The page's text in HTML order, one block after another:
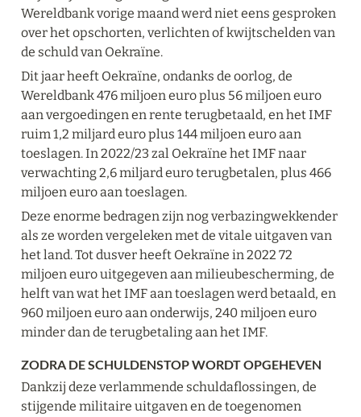
Wereldbank vorige maand werd niet eens gesproken
over het opschorten, verlichten of kwijtschelden van
de schuld van Oekraïne.
Dit jaar heeft Oekraïne, ondanks de oorlog, de
Wereldbank 476 miljoen euro plus 56 miljoen euro
aan vergoedingen en rente terugbetaald, en het IMF
ruim 1,2 miljard euro plus 144 miljoen euro aan
toeslagen. In 2022/23 zal Oekraïne het IMF naar
verwachting 2,6 miljard euro terugbetalen, plus 466
miljoen euro aan toeslagen.
Deze enorme bedragen zijn nog verbazingwekkender
als ze worden vergeleken met de vitale uitgaven van
het land. Tot dusver heeft Oekraïne in 2022 72
miljoen euro uitgegeven aan milieubescherming, de
helft van wat het IMF aan toeslagen werd betaald, en
960 miljoen euro aan onderwijs, 240 miljoen euro
minder dan de terugbetaling aan het IMF.
ZODRA DE SCHULDENSTOP WORDT OPGEHEVEN
Dankzij deze verlammende schuldaflossingen, de
stijgende militaire uitgaven en de toegenomen